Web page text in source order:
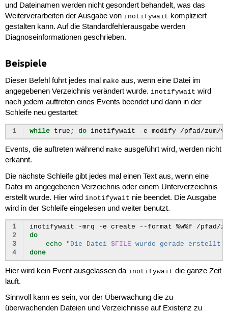
und Dateinamen werden nicht gesondert behandelt, was das
Weiterverarbeiten der Ausgabe von inotifywait kompliziert
gestalten kann. Auf die Standardfehlerausgabe werden
Diagnoseinformationen geschrieben.
Beispiele
Dieser Befehl führt jedes mal make aus, wenn eine Datei im
angegebenen Verzeichnis verändert wurde. inotifywait wird
nach jedem auftreten eines Events beendet und dann in der
Schleife neu gestartet:
1 while true ; do inotifywait -e modify /pfad/zum/
Events, die auftreten während make ausgeführt wird, werden nicht
erkannt.
Die nächste Schleife gibt jedes mal einen Text aus, wenn eine
Datei im angegebenen Verzeichnis oder einem Unterverzeichnis
erstellt wurde. Hier wird inotifywait nie beendet. Die Ausgabe
wird in der Schleife eingelesen und weiter benutzt.
1
2
3
4
inotifywait -mrq -e create --format %w%f
/pfad/
do
echo
"Die Datei $FILE wurde gerade
done
Hier wird kein Event ausgelassen da inotifywait die ganze Zeit
läuft.
Sinnvoll kann es sein, vor der Überwachung die zu
überwachenden Dateien und Verzeichnisse auf Existenz zu